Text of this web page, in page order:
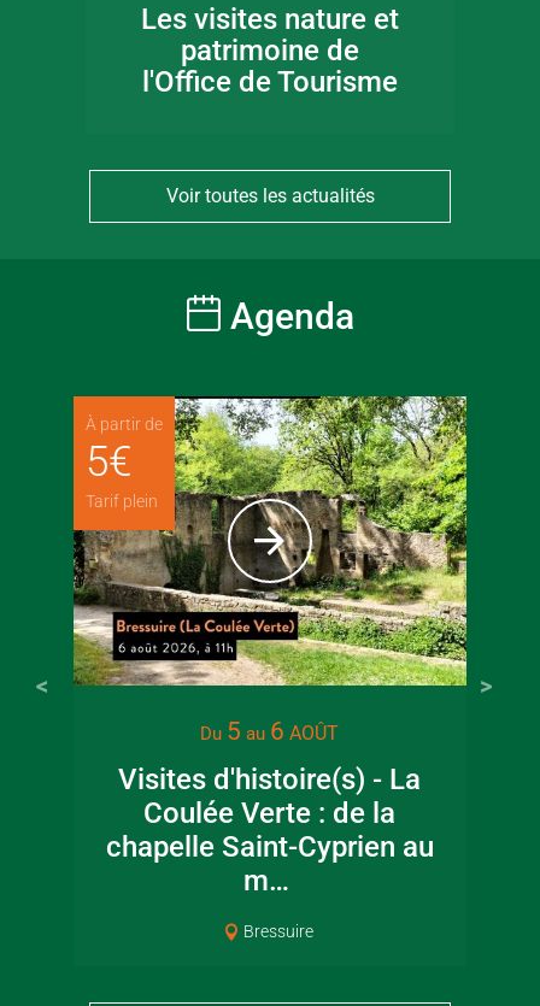
Les visites nature et
patrimoine de
l'Office de Tourisme
Voir toutes les actualités
Agenda
À partir de
5€
Tarif plein
Du 5 au 6 AOÛT
Visites d'histoire(s) - La
Coulée Verte : de la
chapelle Saint-Cyprien au
m…
Bressuire